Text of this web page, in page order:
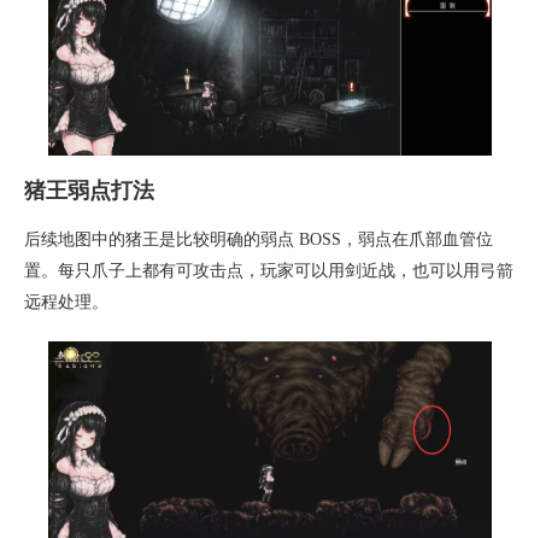
猪王弱点打法
后续地图中的猪王是比较明确的弱点 BOSS，弱点在爪部血管位
置。每只爪子上都有可攻击点，玩家可以用剑近战，也可以用弓箭
远程处理。